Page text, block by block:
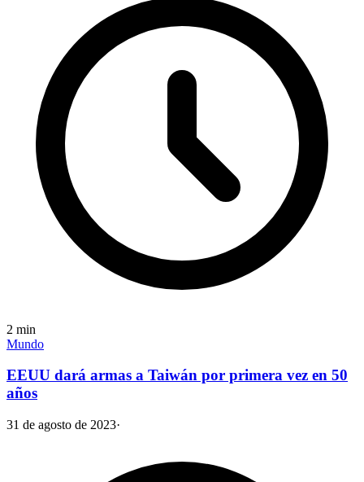
2 min
Mundo
EEUU dará armas a Taiwán por primera vez en 50
años
31 de agosto de 2023·